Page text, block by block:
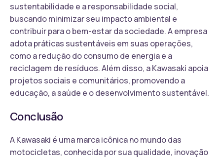
sustentabilidade e a responsabilidade social,
buscando minimizar seu impacto ambiental e
contribuir para o bem-estar da sociedade. A empresa
adota práticas sustentáveis em suas operações,
como a redução do consumo de energia e a
reciclagem de resíduos. Além disso, a Kawasaki apoia
projetos sociais e comunitários, promovendo a
educação, a saúde e o desenvolvimento sustentável.
Conclusão
A Kawasaki é uma marca icônica no mundo das
motocicletas, conhecida por sua qualidade, inovação